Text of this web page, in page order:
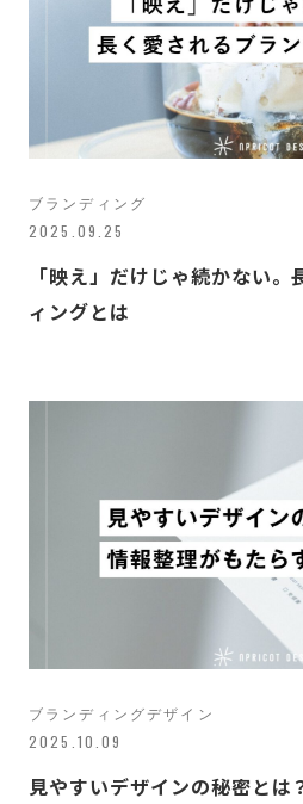
ブランディング
2025.09.25
「映え」だけじゃ続かない
ィングとは
ブランディングデザイン
2025.10.09
見やすいデザインの秘密とは